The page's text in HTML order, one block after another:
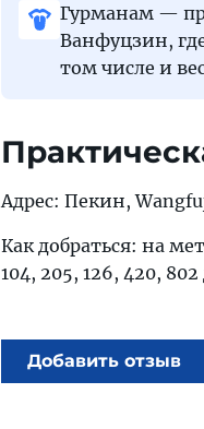
Гурманам —
Ванфуцзин,
том числе и
Адрес: Пекин,
Как добраться: на
104, 205, 126, 420,
Добавить отзыв